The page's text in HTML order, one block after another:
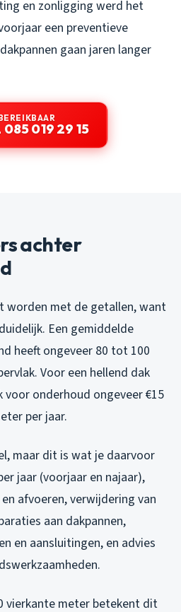
en zonligging werd het
een preventieve
gaan jaren langer
085 019 29 15
achter
worden met de getallen, want
Een gemiddelde
heeft ongeveer 80 tot 100
Voor een hellend dak
voor onderhoud ongeveer €15
per jaar.
maar dit is wat je daarvoor
jaar (voorjaar en najaar),
afvoeren, verwijdering van
aan dakpannen,
en aansluitingen, en advies
vierkante meter betekent dit